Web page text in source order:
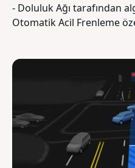
- Doluluk Ağı tarafından
Otomatik Acil Frenleme